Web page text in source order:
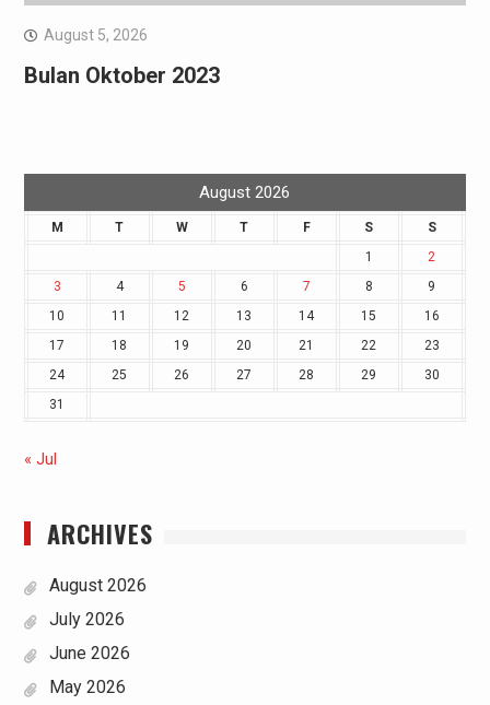
August 5, 2026
Bulan Oktober 2023
August 2026
M T W T F S
S
1
2
3
4 5 6 7 8
9
10
11 12 13 14 15
16
17
18 19 20 21 22
23
24
25 26 27 28 29
30
31
« Jul
ARCHIVES
August 2026
July 2026
June 2026
May 2026